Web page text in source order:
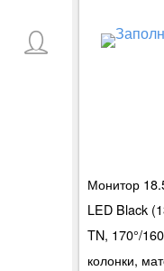
Монитор
LED Black
TN, 170°/
колонки,